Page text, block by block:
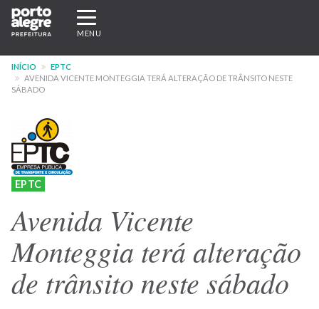
Pular
para
conteúdo
principal
Expandir/recolher
navegação
MENU
INÍCIO
EPTC
AVENIDA VICENTE MONTEGGIA TERÁ ALTERAÇÃO DE TRÂNSITO NESTE
SÁBADO
EPTC
Avenida Vicente
Monteggia terá alteração
de trânsito neste sábado